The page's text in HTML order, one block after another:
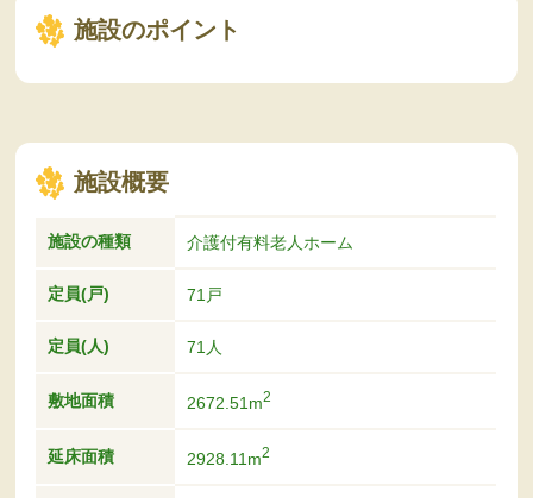
施設のポイント
施設概要
施設の種類 介護付有料老人ホーム
定員(戸) 71戸
定員(人) 71人
敷地面積 2672.51m2
延床面積 2928.11m2